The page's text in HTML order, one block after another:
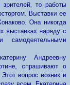
то работы
Выставки ее
Она никогда
выставках наряду с
Андреевну
спрашивают о
вопрос возник и